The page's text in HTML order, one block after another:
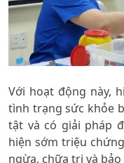
Với hoạt động này,
tình trạng sức khỏe
tật và có giải pháp
hiện sớm triệu
ngừa, chữa trị và